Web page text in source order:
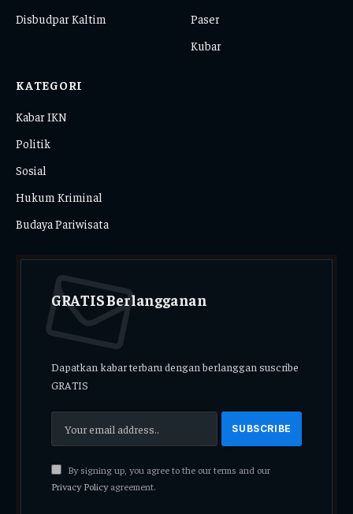
Disbudpar Kaltim
Paser
Kubar
KATEGORI
Kabar IKN
Politik
Sosial
Hukum Kriminal
Budaya Pariwisata
GRATIS Berlangganan
Dapatkan kabar terbaru dengan berlanggan suscribe
GRATIS
By signing up, you agree to the our terms and our
Privacy Policyagreement.